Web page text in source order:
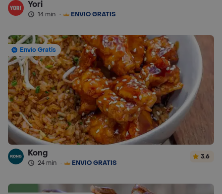
Yori
14 min · ENVÍO GRATIS
Envío Gratis
Kong
24 min · ENVÍO GRATIS
3.6